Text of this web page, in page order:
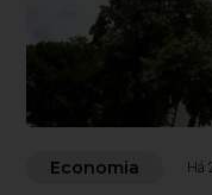
Economia Há